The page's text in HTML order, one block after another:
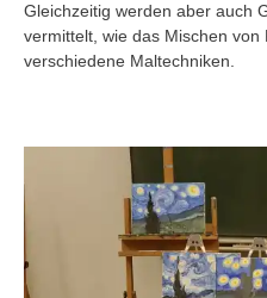
Gleichzeitig werden aber auch
vermittelt, wie das Mischen
verschiedene Maltechniken.